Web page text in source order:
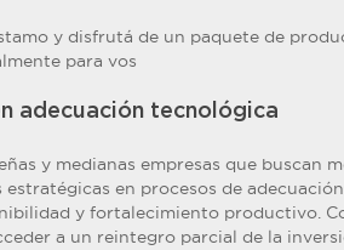
y disfrutá de un paquete de
para vos
adecuación tecnológica
y medianas empresas que buscan
en procesos de
y fortalecimiento productivo.
a un reintegro parcial de la